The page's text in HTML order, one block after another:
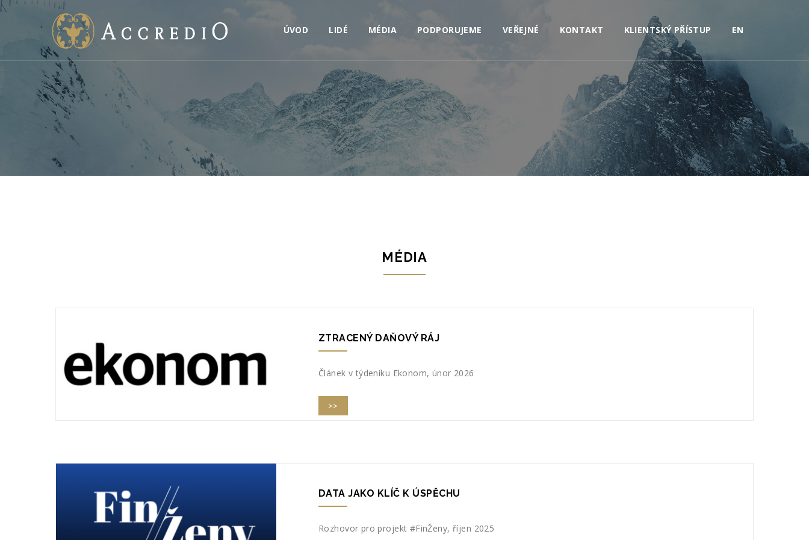
ÚVOD LIDÉ MÉDIA PODPORUJEME VEŘEJNÉ KONTAKT KLIENTSKÝ PŘÍSTUP EN
MÉDIA
ZTRACENÝ DAŇOVÝ RÁJ
Článek v týdeníku Ekonom, únor 2026
>>
DATA JAKO KLÍČ K ÚSPĚCHU
Rozhovor pro projekt #FinŽeny, říjen 2025